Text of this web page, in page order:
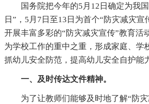
国务院把今年的5月12日确定为我
日”，5月7日至13日为首个“防灾减灾宣
开展丰富多彩的“防灾减灾宣传”教育活
为学校工作的重中之重，形成家庭、学
抓幼儿安全防范，提高幼儿安全自护能
一、及时传达文件精神。
为了让教师们能够及时地了解“防